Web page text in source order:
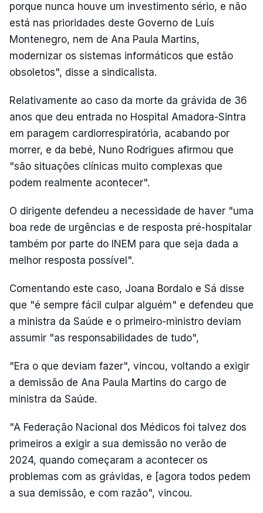
porque nunca houve um investimento sério, e não
está nas prioridades deste Governo de Luís
Montenegro, nem de Ana Paula Martins,
modernizar os sistemas informáticos que estão
obsoletos", disse a sindicalista.
Relativamente ao caso da morte da grávida de 36
anos que deu entrada no Hospital Amadora-Sintra
em paragem cardiorrespiratória, acabando por
morrer, e da bebé, Nuno Rodrigues afirmou que
"são situações clínicas muito complexas que
podem realmente acontecer".
O dirigente defendeu a necessidade de haver "uma
boa rede de urgências e de resposta pré-hospitalar
também por parte do INEM para que seja dada a
melhor resposta possível".
Comentando este caso, Joana Bordalo e Sá disse
que "é sempre fácil culpar alguém" e defendeu que
a ministra da Saúde e o primeiro-ministro deviam
assumir "as responsabilidades de tudo",
"Era o que deviam fazer", vincou, voltando a exigir
a demissão de Ana Paula Martins do cargo de
ministra da Saúde.
"A Federação Nacional dos Médicos foi talvez dos
primeiros a exigir a sua demissão no verão de
2024, quando começaram a acontecer os
problemas com as grávidas, e [agora todos pedem
a sua demissão, e com razão", vincou.